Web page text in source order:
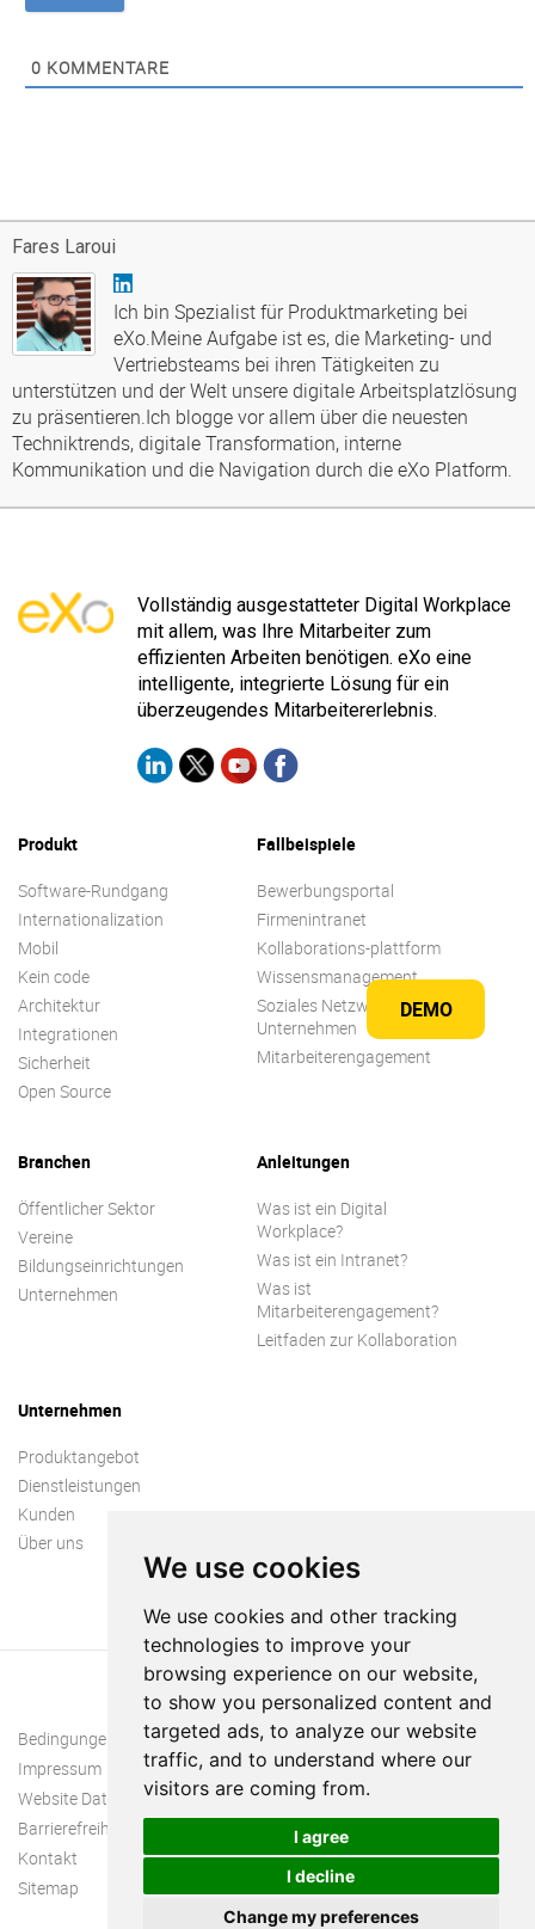
We use cookies
We use cookies and other tracking
technologies to improve your
browsing experience on our website,
to show you personalized content and
targeted ads, to analyze our website
traffic, and to understand where our
visitors are coming from.
I agree
I decline
Change my preferences
DEMO
0 KOMMENTARE
Fares Laroui
Ich bin Spezialist für Produktmarketing bei
eXo.Meine Aufgabe ist es, die Marketing- und
Vertriebsteams bei ihren Tätigkeiten zu
unterstützen und der Welt unsere digitale Arbeitsplatzlösung
zu präsentieren.Ich blogge vor allem über die neuesten
Techniktrends, digitale Transformation, interne
Kommunikation und die Navigation durch die eXo Platform.
Vollständig ausgestatteter Digital Workplace
mit allem, was Ihre Mitarbeiter zum
effizienten Arbeiten benötigen. eXo eine
intelligente, integrierte Lösung für ein
überzeugendes Mitarbeitererlebnis.
Produkt
Software-Rundgang
Internationalization
Mobil
Kein code
Architektur
Integrationen
Sicherheit
Open Source
Fallbeispiele
Bewerbungsportal
Firmenintranet
Kollaborations-plattform
Wissensmanagement
Soziales Netzwerk für
Unternehmen
Mitarbeiterengagement
Branchen
Öffentlicher Sektor
Vereine
Bildungseinrichtungen
Unternehmen
Anleitungen
Was ist ein Digital
Workplace?
Was ist ein Intranet?
Was ist
Mitarbeiterengagement?
Leitfaden zur Kollaboration
Unternehmen
Produktangebot
Dienstleistungen
Kunden
Über uns
Bedingungen und Konditionen
Impressum
Website Datenschutzrichtlinie
Barrierefreiheit
Kontakt
Sitemap